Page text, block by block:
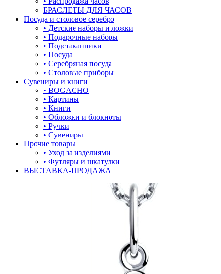
лягушки
медведь
музыка
мышки
обереги
один камень
под гравировку
подкова
БРАСЛЕТЫ ДЛЯ ЧАСОВ
Посуда и столовое серебро
• Детские наборы и ложки
• Подарочные наборы
• Подстаканники
• Посуда
• Серебряная посуда
• Столовые приборы
Сувениры и книги
• BOGACHO
• Картины
• Книги
• Обложки и блокноты
• Ручки
• Сувениры
Прочие товары
• Уход за изделиями
• Футляры и шкатулки
ВЫСТАВКА-ПРОДАЖА